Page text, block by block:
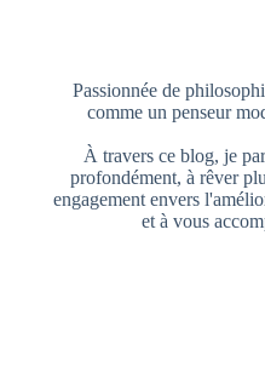
Passionnée de
comme un penseur
À travers ce blog, je
profondément, à rêver
engagement envers
et à vous